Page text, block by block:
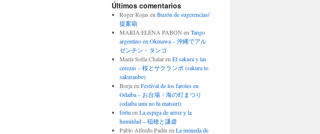
Últimos comentarios
Roger Rojas en Buzón de sugerencias/
提案箱
MARIA ELENA PABON en Tango
argentino en Okinawa – 沖縄でアル
ゼンチン・タンゴ
María Sofía Chalaren El sakura y las
cerezas – 桜とサクランボ (sakura to
sakuranbo)
Borjaen Festival de los faroles en
Odaiba – お台場・海の灯まつり
(odaiba umi no hi matsuri)
fortu en La espiga de arroz y la
humildad – 稲穂と謙虚
Pablo Alfredo Padín en La moneda de